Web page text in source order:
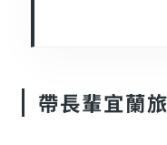
帶長輩宜蘭